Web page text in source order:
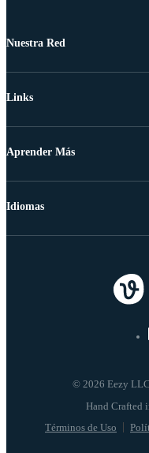
Nuestra Red
Links
Aprender Más
© 2026 Eezy LLC
Términos de Uso
Idiomas